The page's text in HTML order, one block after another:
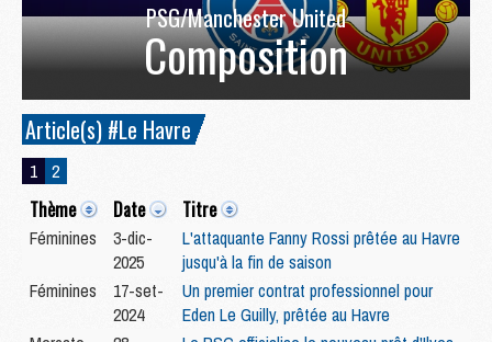
PSG/Manchester United
Composition
Article(s) #Le Havre
1 2
Thème Date Titre
Féminines
3-dic-
2025
L'attaquante Fanny Rossi prêtée au Havre
jusqu'à la fin de saison
Féminines
17-set-
2024
Un premier contrat professionnel pour
Eden Le Guilly, prêtée au Havre